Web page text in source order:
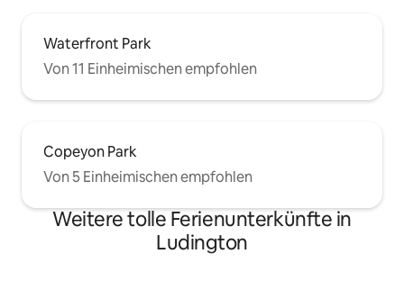
Waterfront Park
Von 11 Einheimischen empfohlen
Copeyon Park
Von 5 Einheimischen empfohlen
Weitere tolle Ferienunterkünfte in
Ludington